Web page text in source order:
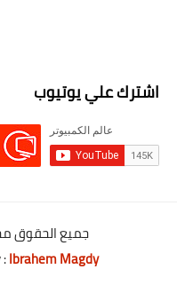
اشترك علي يوتيوب
جميع الحقوق
:Ibrahem Magdy